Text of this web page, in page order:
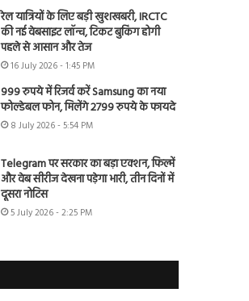
रेल यात्रियों के लिए बड़ी खुशखबरी, IRCTC
की नई वेबसाइट लॉन्च, टिकट बुकिंग होगी
पहले से आसान और तेज
16 July 2026 - 1:45 PM
999 रुपये में रिजर्व करें Samsung का नया
फोल्डेबल फोन, मिलेंगे 2799 रुपये के फायदे
8 July 2026 - 5:54 PM
Telegram पर सरकार का बड़ा एक्शन, फिल्में
और वेब सीरीज देखना पड़ेगा भारी, तीन दिनों में
दूसरा नोटिस
5 July 2026 - 2:25 PM